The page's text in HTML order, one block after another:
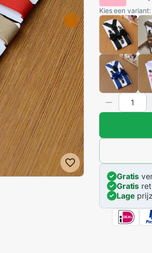
Kies een variant:
Gratis
Gratis
Lage